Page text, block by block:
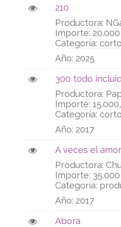
largometrajes o series de
documentales.
210
corto
2025
300 todo
corto
2017
A veces el amor
2017
Abora